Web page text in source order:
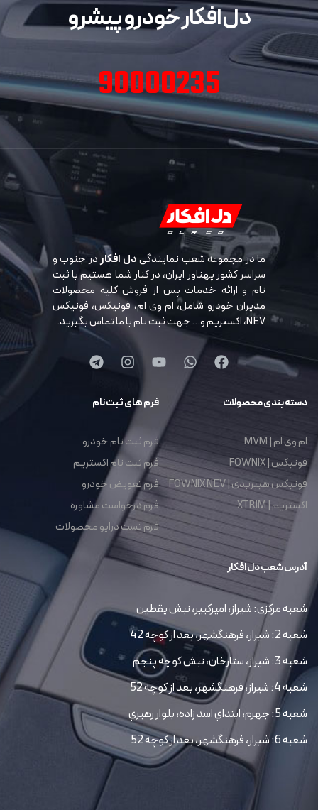
دل افکار خودرو پیشرو
90000235
ما در مجموعه شعب نمایندگیدل افکاردر جنوب و
سراسر کشور پهناور ایران، در کنار شما هستیم با ثبت
نام و ارائه خدمات پس از فروش کلیه محصولات
مدیران خودرو شامل، ام وی ام، فونیکس، فونیکس
NEV، اکستریم و… جهت ثبت نام با ما تماس بگیرید.
دسته بندی محصولات
ام وی ام | MVM
فونیکس | FOWNIX
فونیکس هیبریدی | FOWNIX NEV
اکستریم | XTRIM
فرم های ثبت نام
فرم ثبت نام خودرو
فرم ثبت نام اکستریم
فرم تعویض خودرو
فرم درخواست مشاوره
فرم تست درایو محصولات
آدرس شعب دل افکار
شعبه مرکزی: شیراز، امیرکبیر، نبش یقطین
شعبه 2: شیراز، فرهنگشهر، بعد از کوچه 42
شعبه 3: شیراز، ستارخان، نبش کوچه پنجم
شعبه 4: شیراز، فرهنگشهر، بعد از کوچه 52
شعبه 5: جهرم، ابتداي اسد زاده، بلوار رهبري
شعبه 6: شیراز، فرهنگشهر، بعد از کوچه 52